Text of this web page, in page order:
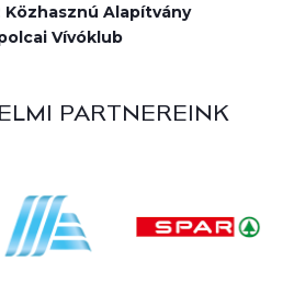
Közhasznú Alapítvány
Vívóklub
PARTNEREINK